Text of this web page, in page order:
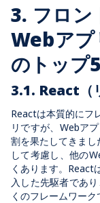
3. フロン
Webアプ
のトップ5
3.1. React（
Reactは本質的にフ
リですが、Webア
割を果たしてきま
して考慮し、他の
くあります。React
入した先駆者であ
くのフレームワーク